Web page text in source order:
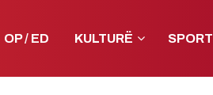
OP / ED KULTURË SPORT